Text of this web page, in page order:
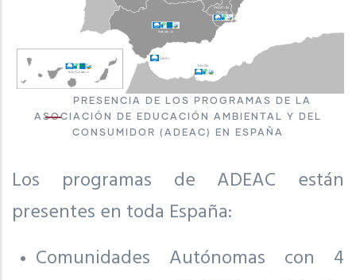
PRESENCIA DE LOS PROGRAMAS DE LA
ASOCIACIÓN DE EDUCACIÓN AMBIENTAL Y DEL
CONSUMIDOR (ADEAC) EN ESPAÑA
Los programas de ADEAC están
presentes en toda España:
Comunidades Autónomas con 4